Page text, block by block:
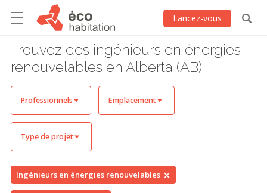
Lancez-vous
Trouvez des ingénieurs en énergies
renouvelables en Alberta (AB)
Professionnels Emplacement
Type de projet
Ingénieurs en énergies renouvelables